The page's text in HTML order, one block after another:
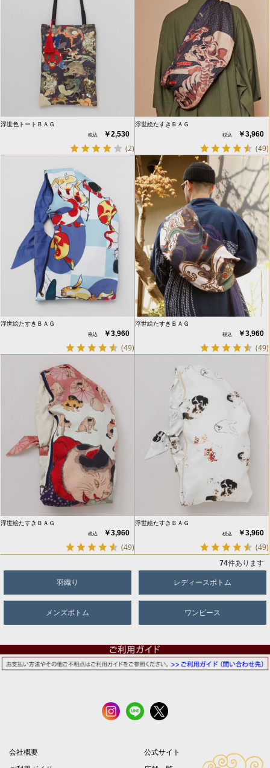
浮世色トートＢＡＧ
￥2,530
(2)
浮世絵たすきＢＡＧ
￥3,960
(49)
浮世絵たすきＢＡＧ
￥3,960
(49)
浮世絵たすきＢＡＧ
￥3,960
(49)
浮世絵たすきＢＡＧ
￥3,960
(49)
浮世絵たすきＢＡＧ
￥3,960
(49)
74件あります
羽織り レディースボトム
メンズボトム ワンピース
会社概要
公式サイト